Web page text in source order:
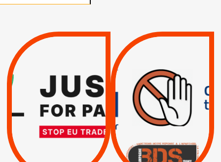
VIOLATIONS DES
SUSPENSION
TOTALE DE
L’ACCORD
D’ASSOCIATION UE-
ISRAËL
RESPECT DU DROIT
INTERNATIONAL ?
TRUMP, MACRON :
MÊME COMBAT
| Actus |
| Boycott militaire |
Lettres d'interpellation